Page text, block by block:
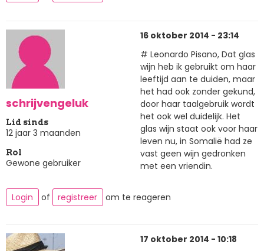
schrijvengeluk
Lid sinds
12 jaar 3 maanden
Rol
Gewone gebruiker
16 oktober 2014 - 23:14
# Leonardo Pisano, Dat glas
wijn heb ik gebruikt om haar
leeftijd aan te duiden, maar
het had ook zonder gekund,
door haar taalgebruik wordt
het ook wel duidelijk. Het
glas wijn staat ook voor haar
leven nu, in Somalië had ze
vast geen wijn gedronken
met een vriendin.
Login of registreer om te reageren
17 oktober 2014 - 10:18